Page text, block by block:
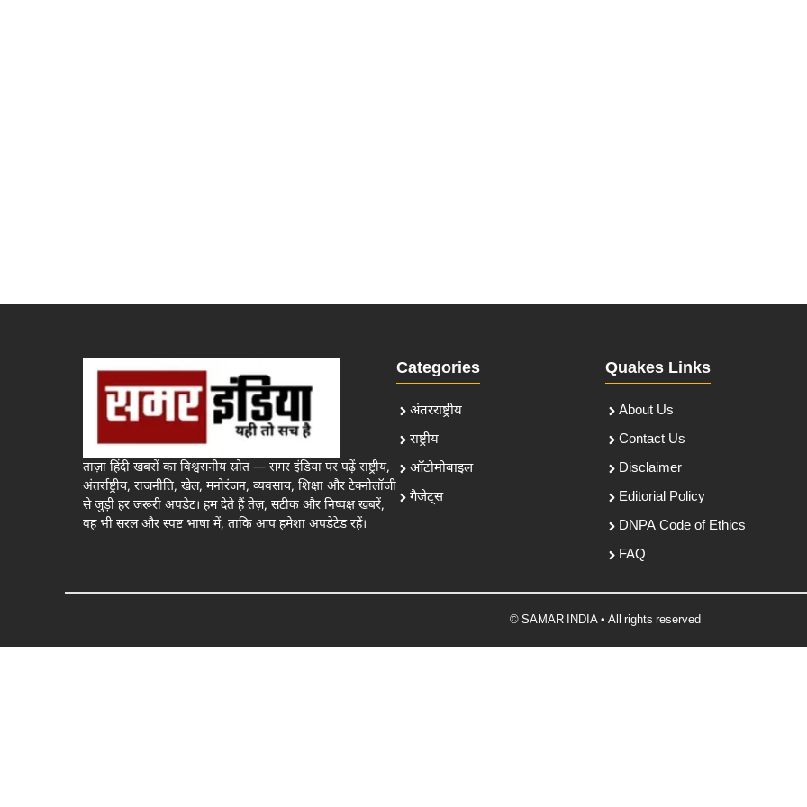
ताज़ा हिंदी खबरों का विश्वसनीय स्रोत — समर इंडिया पर पढ़ें राष्ट्रीय,
अंतर्राष्ट्रीय, राजनीति, खेल, मनोरंजन, व्यवसाय, शिक्षा और टेक्नोलॉजी
से जुड़ी हर जरूरी अपडेट। हम देते हैं तेज़, सटीक और निष्पक्ष खबरें,
वह भी सरल और स्पष्ट भाषा में, ताकि आप हमेशा अपडेटेड रहें।
Categories
अंतरराष्ट्रीय
राष्ट्रीय
ऑटोमोबाइल
गैजेट्स
Quakes Links
About Us
Contact Us
Disclaimer
Editorial Policy
DNPA Code of Ethics
FAQ
© SAMAR INDIA • All rights reserved